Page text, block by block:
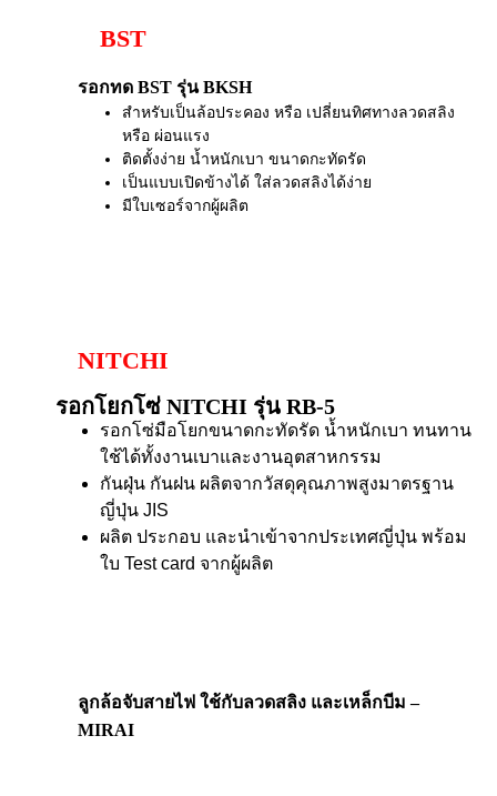
BST
รอกทด BST รุ่น BKSH
สำหรับเป็นล้อประคอง หรือ เปลี่ยนทิศทางลวดสลิง
หรือ ผ่อนแรง
ติดตั้งง่าย น้ำหนักเบา ขนาดกะทัดรัด
เป็นแบบเปิดข้างได้ ใส่ลวดสลิงได้ง่าย
มีใบเซอร์จากผู้ผลิต
NITCHI
รอกโยกโซ่ NITCHI รุ่น RB-5
รอกโซ่มือโยกขนาดกะทัดรัด น้ำหนักเบา ทนทาน
ใช้ได้ทั้งงานเบาและงานอุตสาหกรรม
กันฝุ่น กันฝน ผลิตจากวัสดุคุณภาพสูงมาตรฐาน
ญี่ปุ่น JIS
ผลิต ประกอบ และนำเข้าจากประเทศญี่ปุ่น พร้อม
ใบ Test card จากผู้ผลิต
ลูกล้อจับสายไฟ ใช้กับลวดสลิง และเหล็กบีม –
MIRAI